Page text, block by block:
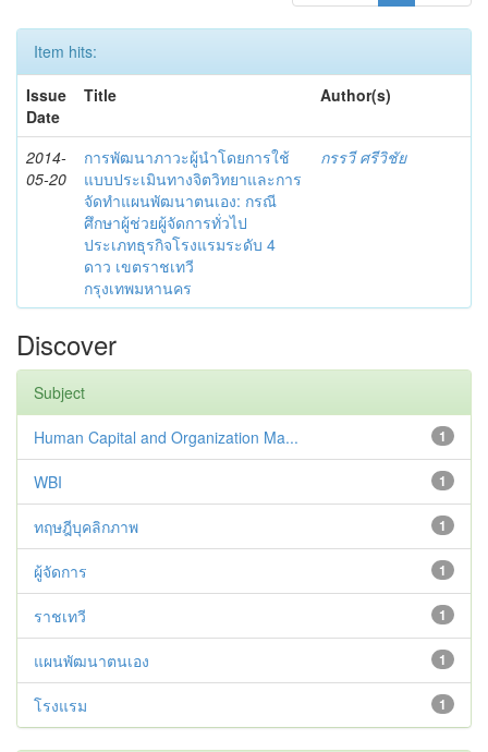
Item hits:
Issue
Date
Title Author(s)
2014-
05-20
การพัฒนาภาวะผู้นำโดยการใช้
แบบประเมินทางจิตวิทยาและการ
จัดทำแผนพัฒนาตนเอง: กรณี
ศึกษาผู้ช่วยผู้จัดการทั่วไป
ประเภทธุรกิจโรงแรมระดับ 4
ดาว เขตราชเทวี
กรุงเทพมหานคร
กรรวี ศรีวิชัย
Discover
Subject
1
Human Capital and Organization Ma...
1
WBI
1
ทฤษฎีบุคลิกภาพ
1
ผู้จัดการ
1
ราชเทวี
1
แผนพัฒนาตนเอง
1
โรงแรม